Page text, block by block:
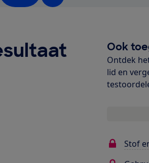
Ook
Ontdek
lid en
Stof